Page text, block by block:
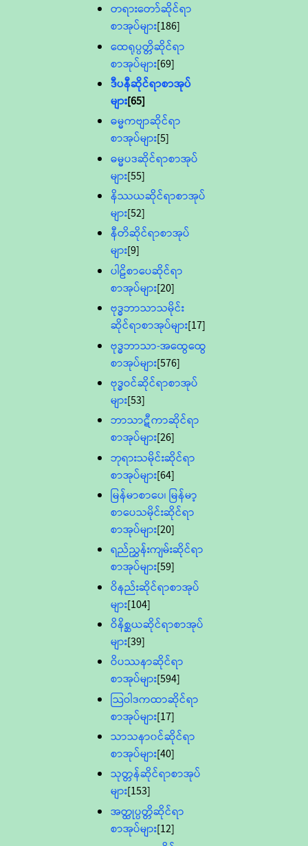
တရားတော်ဆိုင်ရာ
စာအုပ်များ[186]
ထေရုပ္ပတ္တိဆိုင်ရာ
စာအုပ်များ[69]
ဒီပနီဆိုင်ရာစာအုပ်
များ[65]
ဓမ္မကဗျာဆိုင်ရာ
စာအုပ်များ[5]
ဓမ္မပဒဆိုင်ရာစာအုပ်
များ[55]
နိဿယဆိုင်ရာစာအုပ်
များ[52]
နီတိဆိုင်ရာစာအုပ်
များ[9]
ပါဠိစာပေဆိုင်ရာ
စာအုပ်များ[20]
ဗုဒ္ဓဘာသာသမိုင်း
ဆိုင်ရာစာအုပ်များ[17]
ဗုဒ္ဓဘာသာ-အထွေထွေ
စာအုပ်များ[576]
ဗုဒ္ဓဝင်ဆိုင်ရာစာအုပ်
များ[53]
ဘာသာဋီကာဆိုင်ရာ
စာအုပ်များ[26]
ဘုရားသမိုင်းဆိုင်ရာ
စာအုပ်များ[64]
မြန်မာစာပေ၊ မြန်မာ့
စာပေသမိုင်းဆိုင်ရာ
စာအုပ်များ[20]
ရည်ညွှန်းကျမ်းဆိုင်ရာ
စာအုပ်များ[59]
ဝိနည်းဆိုင်ရာစာအုပ်
များ[104]
ဝိနိစ္ဆယဆိုင်ရာစာအုပ်
များ[39]
ဝိပဿနာဆိုင်ရာ
စာအုပ်များ[594]
သြဝါဒကထာဆိုင်ရာ
စာအုပ်များ[17]
သာသနာ၀င်ဆိုင်ရာ
စာအုပ်များ[40]
သုတ္တန်ဆိုင်ရာစာအုပ်
များ[153]
အတ္ထုပ္ပတ္တိဆိုင်ရာ
စာအုပ်များ[12]